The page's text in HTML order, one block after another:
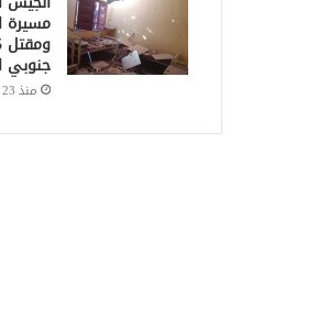
مسيرة
جنوبي
منذ 23 ساعة